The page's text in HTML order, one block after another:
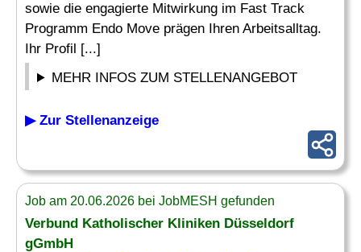
sowie die engagierte Mitwirkung im Fast Track
Programm Endo Move prägen Ihren Arbeitsalltag.
Ihr Profil [...]
MEHR INFOS ZUM STELLENANGEBOT
▶ Zur Stellenanzeige
Job am 20.06.2026 bei JobMESH gefunden
Verbund Katholischer Kliniken Düsseldorf
gGmbH